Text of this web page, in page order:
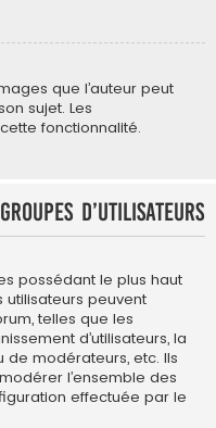
que l’auteur peut
sujet. Les
fonctionnalité.
d’utilisateurs
possédant le plus haut
peuvent
telles que les
d’utilisateurs, la
de modérateurs, etc. Ils
l’ensemble des
effectuée par le